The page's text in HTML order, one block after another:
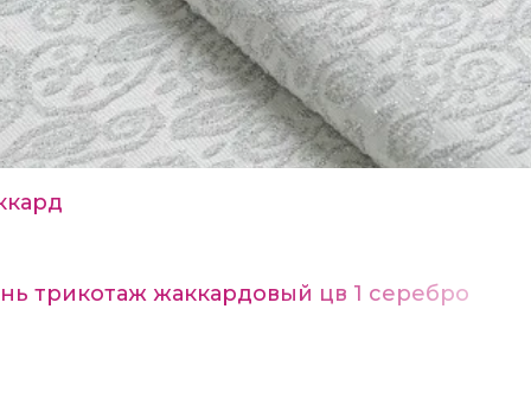
трикотаж жаккардовый цв 1 серебро